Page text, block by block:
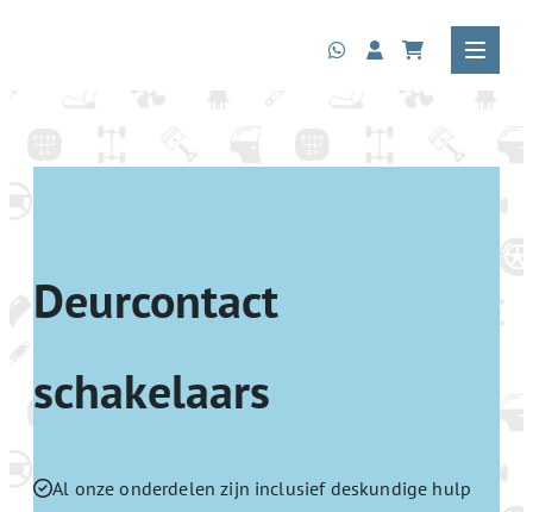
Deurcontact
schakelaars
Al onze onderdelen zijn inclusief deskundige hulp